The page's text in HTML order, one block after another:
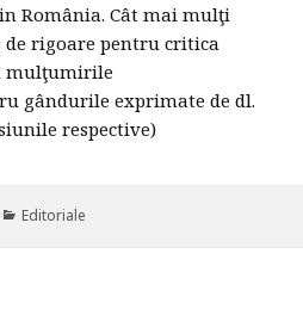
România. Cât mai mulţi
de rigoare pentru critica
mulţumirile
gândurile exprimate de dl.
respective)
Categories
Editoriale